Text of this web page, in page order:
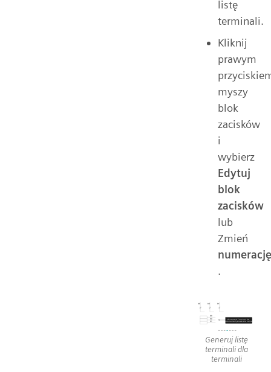
listę
terminali.
Kliknij
prawym
myszy
blok
zacisków
i
wybierz
Edytuj
blok
zacisków
lub
Zmień
numerację
.
Generuj listę
terminali dla
terminali